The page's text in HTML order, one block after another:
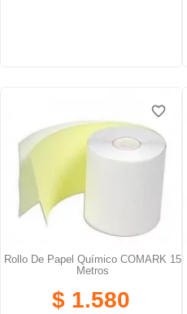
Rollo De Papel Químico COMARK 15
Metros
$ 1.580
favorite_border
favorite_border
favorite_border